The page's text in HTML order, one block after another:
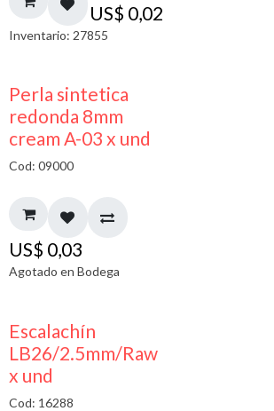
US$ 0,02
Inventario: 27855
AGOTADO
Perla sintetica
redonda 8mm
cream A-03 x und
Cod: 09000
US$ 0,03
Agotado en Bodega
Escalachín
LB26/2.5mm/Raw
x und
Cod: 16288